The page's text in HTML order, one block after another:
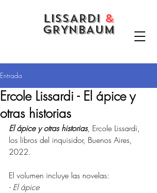
LISSARDI &
GRYNBAUM
Entrada
Ercole Lissardi - El ápice y
otras historias
El ápice y otras historias, Ercole Lissardi,
los libros del inquisidor, Buenos Aires,
2022.
El volumen incluye las novelas:
- El ápice